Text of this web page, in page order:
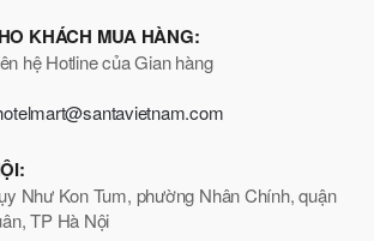
KHÁCH MUA HÀNG:
hệ Hotline của Gian hàng
Như Kon Tum, phường Nhân Chính, quận
TP Hà Nội